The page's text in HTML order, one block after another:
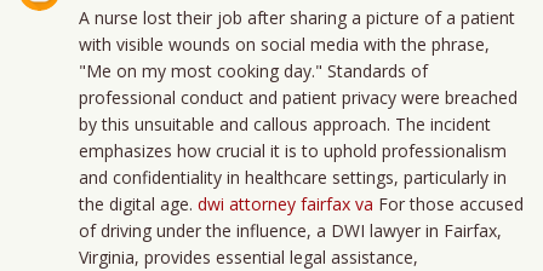
A nurse lost their job after sharing a picture of a patient
with visible wounds on social media with the phrase,
"Me on my most cooking day." Standards of
professional conduct and patient privacy were breached
by this unsuitable and callous approach. The incident
emphasizes how crucial it is to uphold professionalism
and confidentiality in healthcare settings, particularly in
the digital age. dwi attorney fairfax va For those accused
of driving under the influence, a DWI lawyer in Fairfax,
Virginia, provides essential legal assistance,